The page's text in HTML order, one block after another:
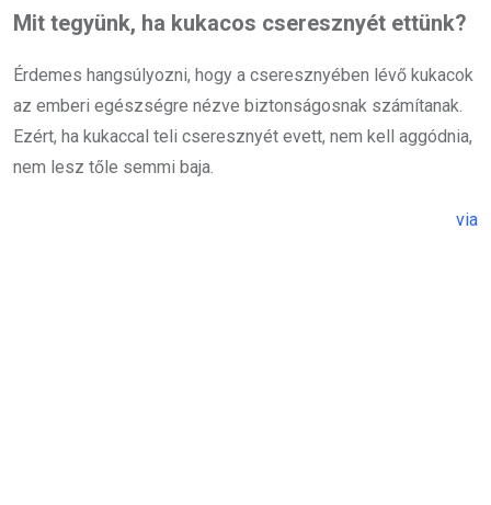
Mit tegyünk, ha kukacos cseresznyét ettünk?
Érdemes hangsúlyozni, hogy a cseresznyében lévő kukacok
az emberi egészségre nézve biztonságosnak számítanak.
Ezért, ha kukaccal teli cseresznyét evett, nem kell aggódnia,
nem lesz tőle semmi baja.
via